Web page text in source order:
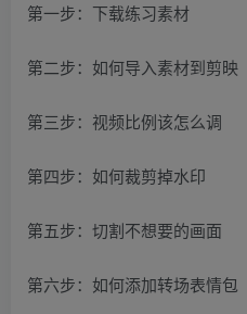
第一步：下载练习素材
第二步：如何导入素材到剪映
第三步：视频比例该怎么调
第四步：如何裁剪掉水印
第五步：切割不想要的画面
第六步：如何添加转场表情包